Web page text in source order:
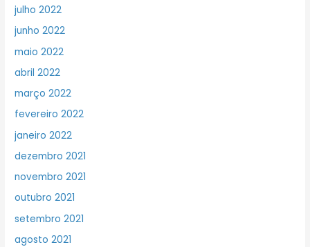
julho 2022
junho 2022
maio 2022
abril 2022
março 2022
fevereiro 2022
janeiro 2022
dezembro 2021
novembro 2021
outubro 2021
setembro 2021
agosto 2021